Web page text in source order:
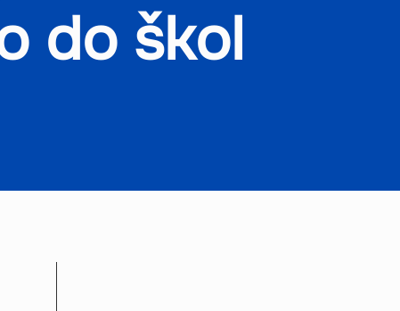
do škol